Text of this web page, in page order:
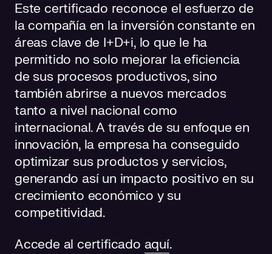
Este certificado reconoce el esfuerzo de
la compañía en la inversión constante en
áreas clave de I+D+i, lo que le ha
permitido no solo mejorar la eficiencia
de sus procesos productivos, sino
también abrirse a nuevos mercados
tanto a nivel nacional como
internacional. A través de su enfoque en
innovación, la empresa ha conseguido
optimizar sus productos y servicios,
generando así un impacto positivo en su
crecimiento económico y su
competitividad.
Accede al certificado aquí.